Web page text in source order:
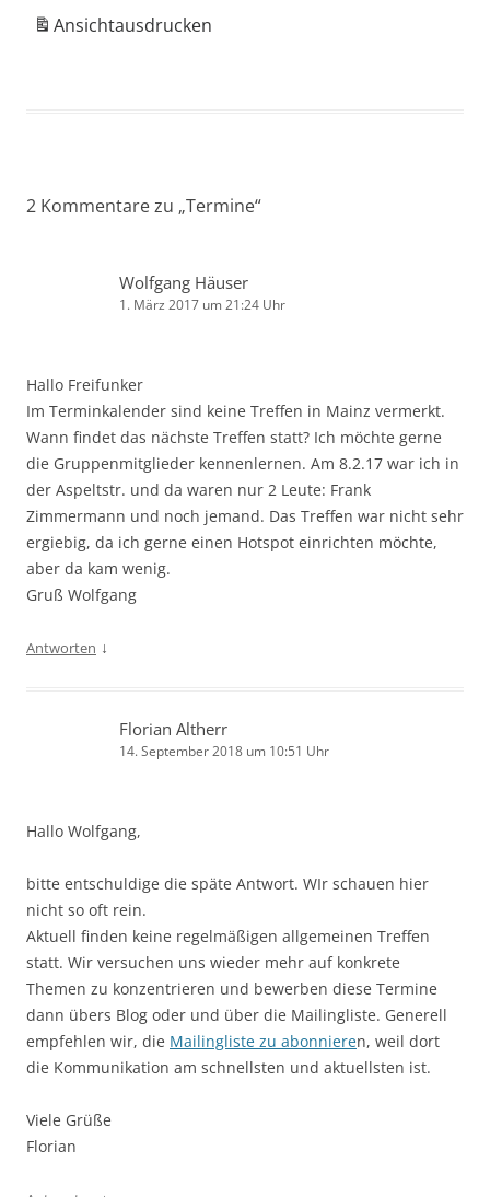
Ansichtausdrucken
2 Kommentare zu „Termine“
Wolfgang Häuser
1. März 2017 um 21:24 Uhr
Hallo Freifunker
Im Terminkalender sind keine Treffen in Mainz vermerkt.
Wann findet das nächste Treffen statt? Ich möchte gerne
die Gruppenmitglieder kennenlernen. Am 8.2.17 war ich in
der Aspeltstr. und da waren nur 2 Leute: Frank
Zimmermann und noch jemand. Das Treffen war nicht sehr
ergiebig, da ich gerne einen Hotspot einrichten möchte,
aber da kam wenig.
Gruß Wolfgang
Antworten ↓
Florian Altherr
14. September 2018 um 10:51 Uhr
Hallo Wolfgang,
bitte entschuldige die späte Antwort. WIr schauen hier
nicht so oft rein.
Aktuell finden keine regelmäßigen allgemeinen Treffen
statt. Wir versuchen uns wieder mehr auf konkrete
Themen zu konzentrieren und bewerben diese Termine
dann übers Blog oder und über die Mailingliste. Generell
empfehlen wir, die Mailingliste zu abonnieren, weil dort
die Kommunikation am schnellsten und aktuellsten ist.
Viele Grüße
Florian